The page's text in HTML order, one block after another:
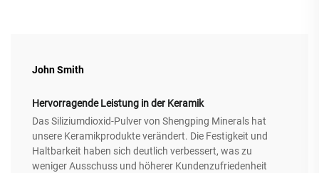
John Smith
Hervorragende Leistung in der Keramik
Das Siliziumdioxid-Pulver von Shengping Minerals hat
unsere Keramikprodukte verändert. Die Festigkeit und
Haltbarkeit haben sich deutlich verbessert, was zu
weniger Ausschuss und höherer Kundenzufriedenheit